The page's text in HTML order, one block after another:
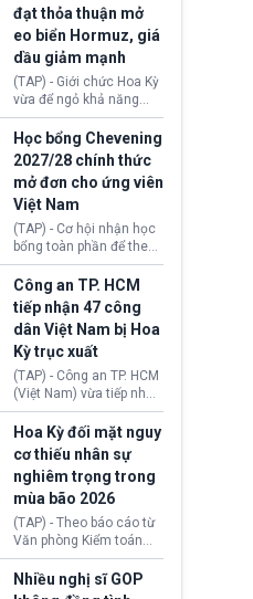
Settlement Scheme -
EUSS) sau khi xác định
có trường hợp được cấp
quy chế cư trú hậu
Brexit “do nhầm lẫn”.
Động thái này làm dấy
lên lo ngại về việc thực
thi Thỏa thuận Rút khỏi
Liên minh châu Âu
(Withdrawal
Agreement).
đạt thỏa thuận mở
eo biển Hormuz, giá
dầu giảm mạnh
(TAP) - Giới chức Hoa Kỳ
vừa để ngỏ khả năng
sớm đạt thỏa thuận với
Iran nhằm mở lại eo biển
Hormuz, mở đường cho
việc khôi phục hoạt
động hàng hải. Những
tín hiệu ngoại giao tích
cực này lập tức tác động
đến thị trường năng
lượng, kéo giá dầu thế
giới lùi sâu xuống dưới
mức 80 USD/thùng.
Học bổng Chevening
2027/28 chính thức
mở đơn cho ứng viên
Việt Nam
(TAP) - Cơ hội nhận học
bổng toàn phần để theo
học chương trình thạc sĩ
tại Vương quốc Anh đã
chính thức quay trở lại.
Học bổng Chevening
2027/28 của Chính phủ
Anh vừa mở cổng ứng
tuyển dành riêng ứng
viên Việt Nam, hỗ trợ
toàn bộ chi phí học tập
cùng nhiều quyền lợi
trong suốt một năm
học.
Công an TP. HCM
tiếp nhận 47 công
dân Việt Nam bị Hoa
Kỳ trục xuất
(TAP) - Công an TP. HCM
(Việt Nam) vừa tiếp nhận
47 công dân Việt Nam bị
Hoa Kỳ trục xuất về
nước. Đây là đợt có số
lượng lớn nhất từ đầu
năm 2026 đến nay, phản
ánh xu hướng gia tăng
các trường hợp trục
xuất.
Hoa Kỳ đối mặt nguy
cơ thiếu nhân sự
nghiêm trọng trong
mùa bão 2026
(TAP) - Theo báo cáo từ
Văn phòng Kiểm toán
Chính phủ (GAO), Cơ
quan Quản lý Khẩn cấp
Liên bang (FEMA) thuộc
Nhiều nghị sĩ GOP